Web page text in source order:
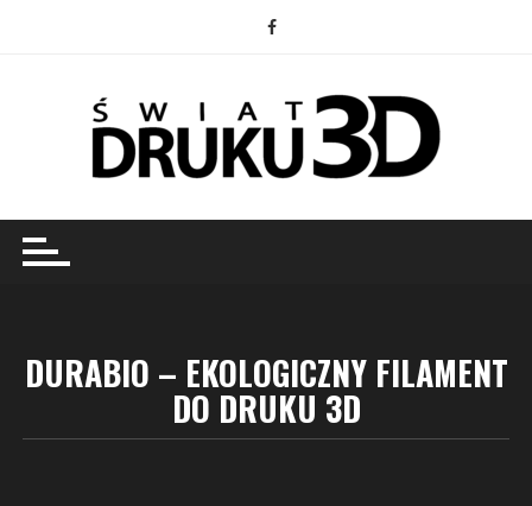
DURABIO – EKOLOGICZNY FILAMENT
DO DRUKU 3D